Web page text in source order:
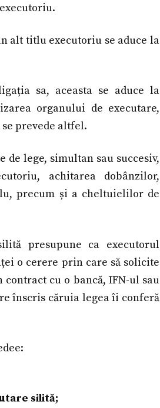
alt titlu executoriu se aduce la
sa, aceasta se aduce la
organului de executare,
prevede altfel.
lege, simultan sau succesiv,
achitarea dobânzilor,
precum și a cheltuielilor de
presupune ca executorul
o cerere prin care să solicite
cu o bancă, IFN-ul sau
înscris căruia legea îi conferă
silită;